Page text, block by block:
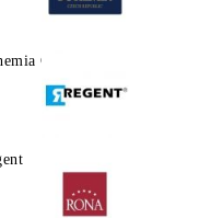
Crystalite